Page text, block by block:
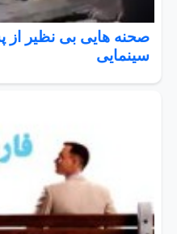
صحنه هایی بی نظیر
سینمایی